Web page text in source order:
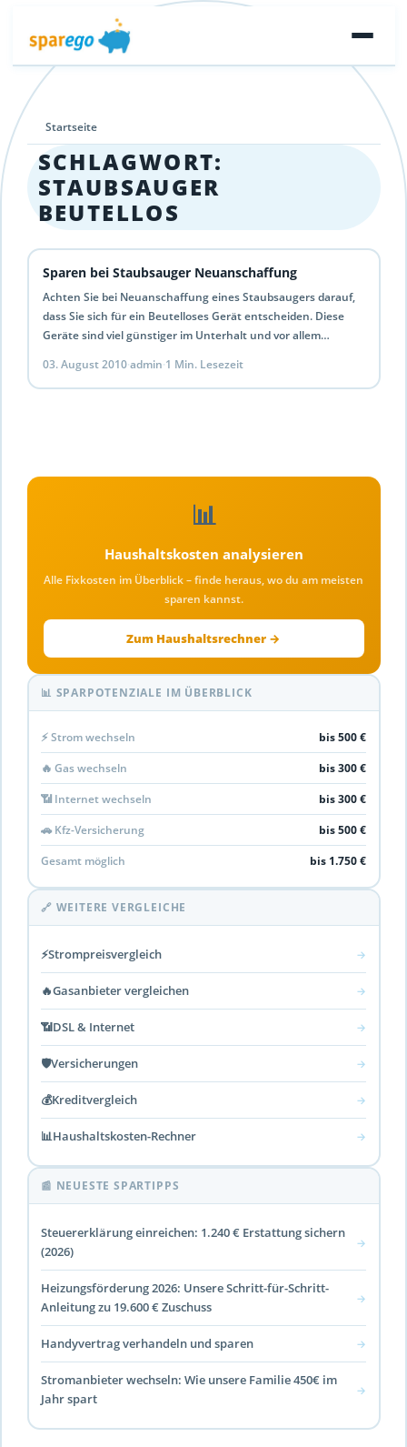
Startseite
SCHLAGWORT:
STAUBSAUGER
BEUTELLOS
Sparen bei Staubsauger Neuanschaffung
Achten Sie bei Neuanschaffung eines Staubsaugers darauf,
dass Sie sich für ein Beutelloses Gerät entscheiden. Diese
Geräte sind viel günstiger im Unterhalt und vor allem…
03. August 2010·admin·1 Min. Lesezeit
📊
Haushaltskosten analysieren
Alle Fixkosten im Überblick – finde heraus, wo du am meisten
sparen kannst.
Zum Haushaltsrechner →
📊 SPARPOTENZIALE IM ÜBERBLICK
⚡ Strom wechseln
bis 500 €
🔥 Gas wechseln
bis 300 €
📶 Internet wechseln
bis 300 €
🚗 Kfz-Versicherung
bis 500 €
Gesamt möglich
bis 1.750 €
🔗 WEITERE VERGLEICHE
⚡Strompreisvergleich →
🔥Gasanbieter vergleichen →
📶DSL & Internet →
🛡️Versicherungen →
💰Kreditvergleich →
📊Haushaltskosten-Rechner →
📰 NEUESTE SPARTIPPS
Steuererklärung einreichen: 1.240 € Erstattung sichern
(2026)
→
Heizungsförderung 2026: Unsere Schritt-für-Schritt-
Anleitung zu 19.600 € Zuschuss
→
Handyvertrag verhandeln und sparen →
Stromanbieter wechseln: Wie unsere Familie 450€ im
Jahr spart
→